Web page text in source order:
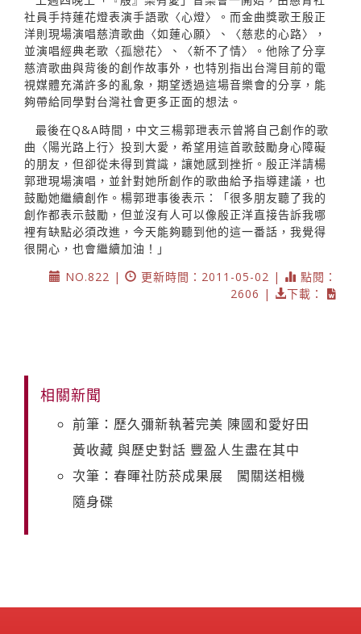
社員手持蓮花燈表演手語歌〈心燈〉。而金曲獎歌王殷正
洋則現場演唱慈濟歌曲〈如蓮心願〉、〈慈悲的心路〉，
並演唱經典老歌〈孤戀花〉、〈新不了情〉。他除了分享
慈濟歌曲與背後的創作故事外，也特別指出台灣目前的電
視媒體充滿許多的亂象，期望透過這場音樂會的分享，能
夠帶給同學對台灣社會更多正面的想法。
最後在Q&A時間，中文三楊郭玴表示曾將自己創作的歌
曲〈陽光路上行〉投到大愛，希望用這首歌鼓勵身心障礙
的朋友，但卻從未得到賞識，讓她感到挫折。殷正洋請楊
郭玴現場演唱，並針對她所創作的歌曲給予指導建議，也
鼓勵她繼續創作。楊郭玴事後表示：「很多朋友聽了我的
創作都表示鼓勵，但並沒有人可以像殷正洋直接告訴我哪
裡有缺點必須改進，今天能夠聽到他的這一番話，我覺得
很開心，也會繼續加油！」
NO.822 |
更新時間：2011-05-02 |
點閱：
2606 |
下載：
相關新聞
前筆：歷久彌新執著完美 陳國和愛好田
黃收藏 與歷史對話 豐盈人生盡在其中
次筆：春暉社防菸成果展 闖關送相機
隨身碟